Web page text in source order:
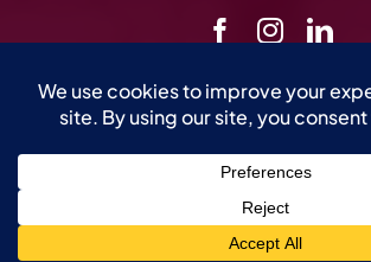
©2026 CMS Worldwide, Inc. All rights